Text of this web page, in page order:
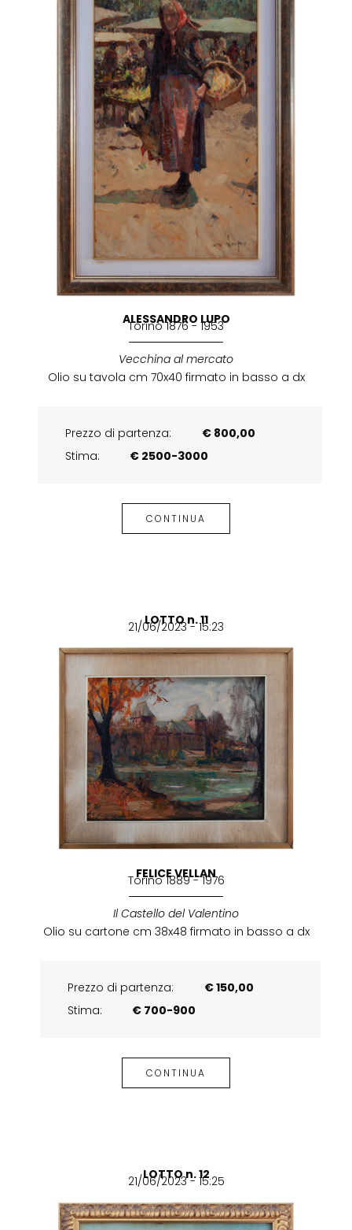
ALESSANDRO LUPO
Torino 1876 - 1953
Vecchina al mercato
Olio su tavola cm 70x40 firmato in basso a dx
Prezzo di partenza:
€ 800,00
Stima:
€ 2500-3000
CONTINUA
LOTTO n. 11
21/06/2023 - 15:23
FELICE VELLAN
Torino 1889 - 1976
Il Castello del Valentino
Olio su cartone cm 38x48 firmato in basso a dx
Prezzo di partenza:
€ 150,00
Stima:
€ 700-900
CONTINUA
LOTTO n. 12
21/06/2023 - 15:25